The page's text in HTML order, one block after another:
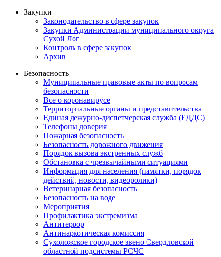
Закупки
Законодательство в сфере закупок
Закупки Администрации муниципального округа
Сухой Лог
Контроль в сфере закупок
Архив
Безопасность
Муниципальные правовые акты по вопросам
безопасности
Все о коронавирусе
Территориальные органы и представительства
Единая дежурно-диспетчерская служба (ЕДДС)
Телефоны доверия
Пожарная безопасность
Безопасность дорожного движения
Порядок вызова экстренных служб
Обстановка с чрезвычайными ситуациями
Информация для населения (памятки, порядок
действий, новости, видеоролики)
Ветеринарная безопасность
Безопасность на воде
Мероприятия
Профилактика экстремизма
Антитеррор
Антинаркотическая комиссия
Сухоложское городское звено Свердловской
областной подсистемы РСЧС